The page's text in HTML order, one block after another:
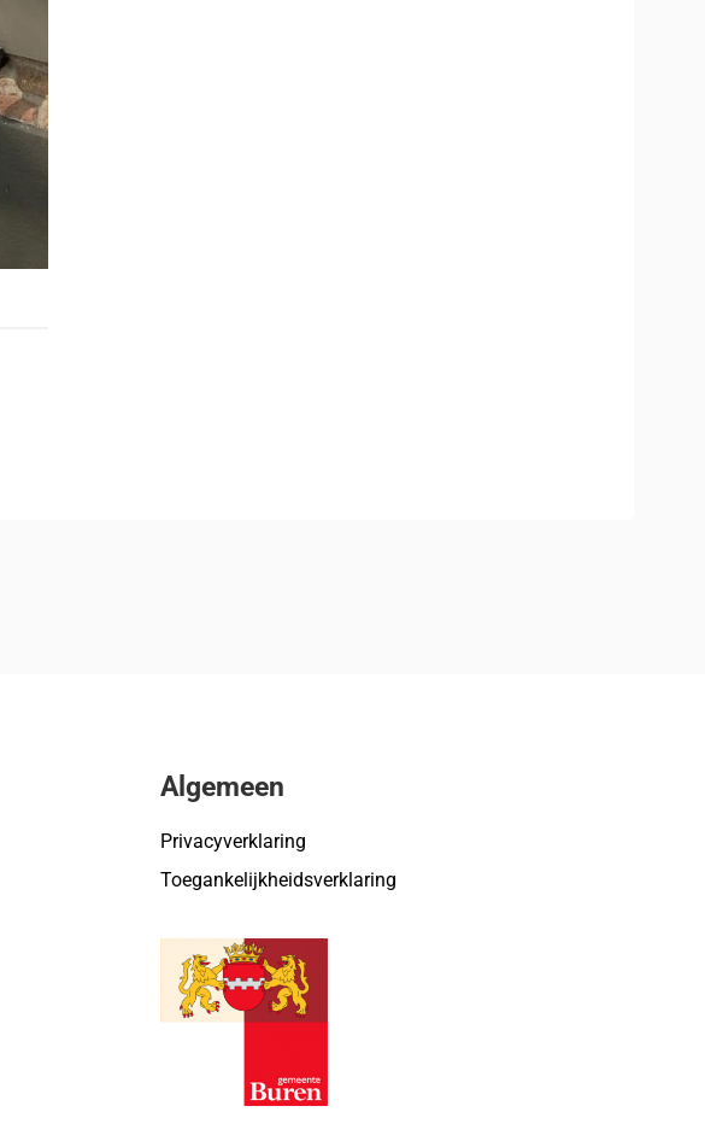
Algemeen
Privacyverklaring
Toegankelijkheidsverklaring